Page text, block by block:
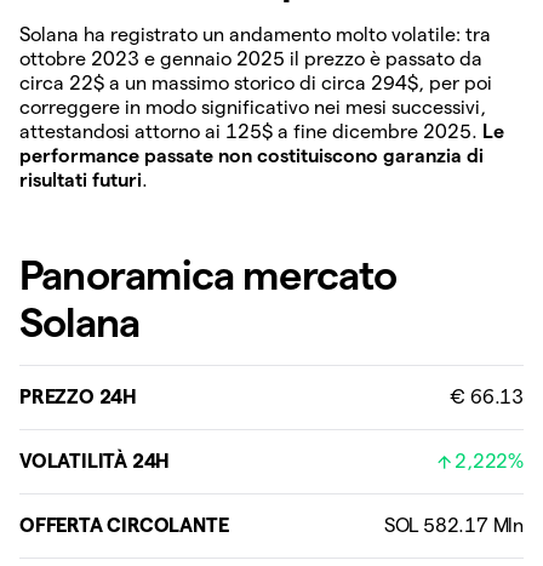
Solana ha registrato un andamento molto volatile: tra
ottobre 2023 e gennaio 2025 il prezzo è passato da
circa 22$ a un massimo storico di circa 294$, per poi
correggere in modo significativo nei mesi successivi,
attestandosi attorno ai 125$ a fine dicembre 2025. Le
performance passate non costituiscono garanzia di
risultati futuri.
Panoramica mercato
Solana
PREZZO 24H € 66.13
VOLATILITÀ 24H 2,222%
OFFERTA CIRCOLANTE